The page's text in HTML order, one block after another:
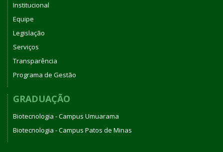
Institucional
Equipe
Legislação
Serviços
Transparência
Programa de Gestão
GRADUAÇÃO
Biotecnologia - Campus Umuarama
Biotecnologia - Campus Patos de Minas